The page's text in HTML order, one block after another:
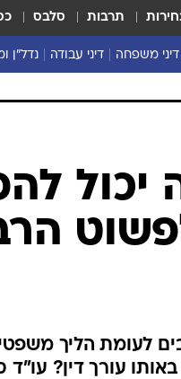
תרבות סלבס
דיני משפחה דיני עבודה נדל"ן
לעומת הליך
באותו עורך דין?